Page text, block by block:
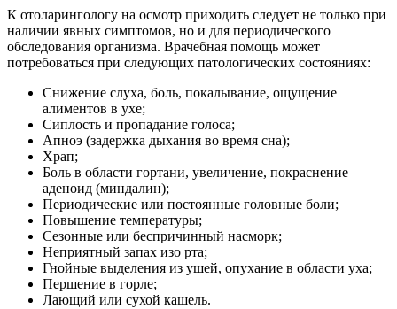
К отоларингологу на осмотр приходить следует не только при
наличии явных симптомов, но и для периодического
обследования организма. Врачебная помощь может
потребоваться при следующих патологических состояниях:
Снижение слуха, боль, покалывание, ощущение
алиментов в ухе;
Сиплость и пропадание голоса;
Апноэ (задержка дыхания во время сна);
Храп;
Боль в области гортани, увеличение, покраснение
аденоид (миндалин);
Периодические или постоянные головные боли;
Повышение температуры;
Сезонные или беспричинный насморк;
Неприятный запах изо рта;
Гнойные выделения из ушей, опухание в области уха;
Першение в горле;
Лающий или сухой кашель.